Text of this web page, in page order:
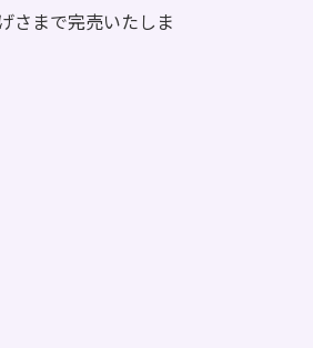
さまで完売いたしま